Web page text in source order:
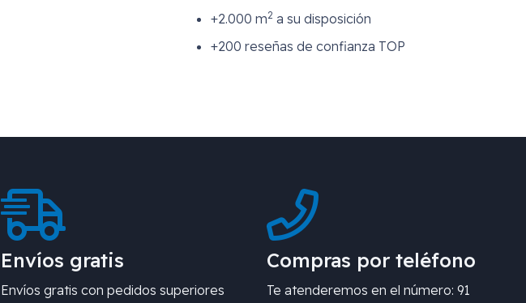
+2.000 m2 a su disposición
+200 reseñas de confianza TOP
Envíos gratis
Envíos gratis con pedidos superiores
Compras por teléfono
Te atenderemos en el número: 91